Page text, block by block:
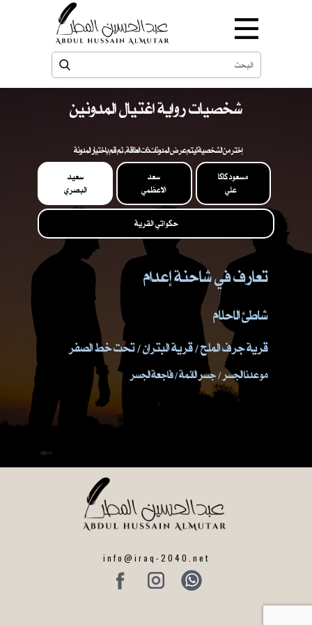
شخصيات رواية اغتيال المدونين
إختر من الشخصية ليتم عرض المدونات ذات العلاقة , ثم قم باختيار المدونة
سعيد
البصري
سعد
الاعظمي
مسعود كاكا
علي
حكواتي القرية
تعارف في شاحنة إعدام
شاطئ الاحلام
قرية جرف الملح / قرية البتران / تحت خط الصفر
موعدنا الجسر / جسر الائمة / فاجعة الجسر
info@iraq-2040.net